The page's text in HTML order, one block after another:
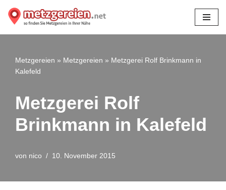
Zum
Metzgereien » Metzgereien » Metzgerei Rolf Brinkmann in
Kalefeld
Metzgerei Rolf
Brinkmann in Kalefeld
von nico 10. November 2015